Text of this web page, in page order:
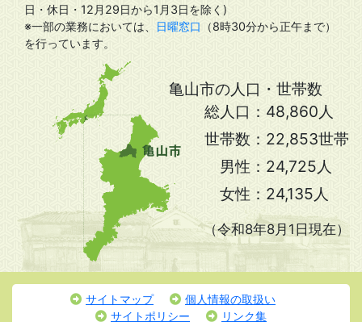
日・休日・12月29日から1月3日を除く)
※一部の業務においては、
日曜窓口
（8時30分から正午まで）
を行っています。
亀山市の人口・世帯数
総人口： 48,860人
世帯数： 22,853世帯
男性： 24,725人
女性： 24,135人
（令和8年8月1日現在）
サイトマップ
個人情報の取扱い
サイトポリシー
リンク集